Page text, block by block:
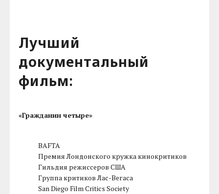
Лучший
документальный
фильм:
«Гражданин четыре»
BAFTA
Премия Лондонского кружка кинокритиков
Гильдия режиссеров США
Группа критиков Лас-Вегаса
San Diego Film Critics Society